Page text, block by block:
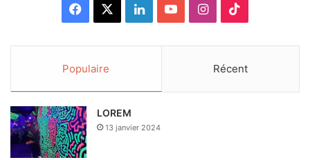
c
e
b
o
L
k
T
I
s
t
k
T
Populaire Récent
LOREM
13 janvier 2024